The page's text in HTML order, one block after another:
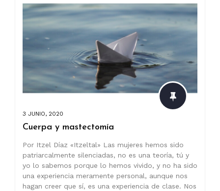
3 JUNIO, 2020
Cuerpa y mastectomía
Por Itzel Díaz «Itzeltal» Las mujeres hemos sido
patriarcalmente silenciadas, no es una teoría, tú y
yo lo sabemos porque lo hemos vivido, y no ha sido
una experiencia meramente personal, aunque nos
hagan creer que sí, es una experiencia de clase. Nos